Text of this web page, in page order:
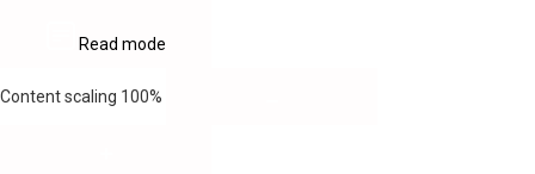
Read mode
Content scaling 100%